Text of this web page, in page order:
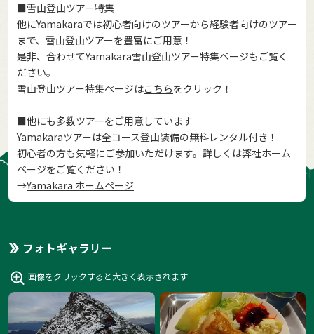
■雪山登山ツアー特集
他にYamakaraでは初心者向けのツアーから経験者向けのツアー
まで、雪山登山ツアーを豊富にご用意！
是非、合わせてYamakara雪山登山ツアー特集ページもご覧く
ださい。
雪山登山ツアー特集ページはこちらをクリック！
■他にも多数ツアーをご用意しています
Yamakaraツアーは全コース登山装備の無料レンタル付き！
初心者の方も気軽にご参加いただけます。詳しくは弊社ホーム
ページをご覧ください！
→Yamakara ホームページ
フォトギャラリー
画像をクリックすると大きく表示されます